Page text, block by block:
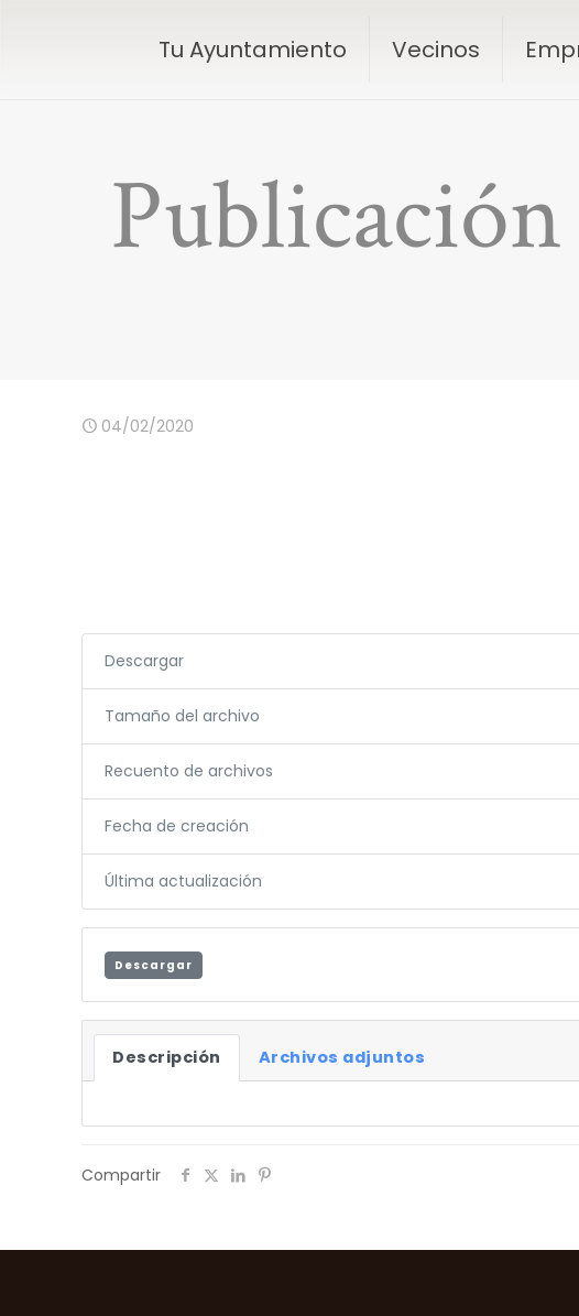
Tu Ayuntamiento Vecinos
04/02/2020
Descargar
Tamaño del archivo
Recuento de archivos
Fecha de creación
Última actualización
Descargar
Descripción Archivos adjuntos
Compartir